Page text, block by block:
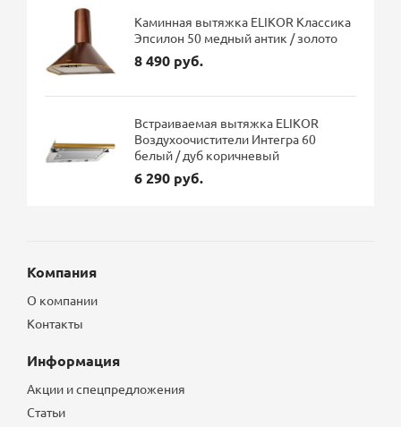
Каминная вытяжка ELIKOR Классика
Эпсилон 50 медный антик / золото
8 490 руб.
Встраиваемая вытяжка ELIKOR
Воздухоочистители Интегра 60
белый / дуб коричневый
6 290 руб.
Компания
О компании
Контакты
Информация
Акции и спецпредложения
Статьи